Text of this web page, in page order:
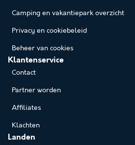
Camping en vakantiepark overzicht
Privacy en cookiebeleid
Beheer van cookies
Klantenservice
Contact
Partner worden
Affiliates
Klachten
Landen